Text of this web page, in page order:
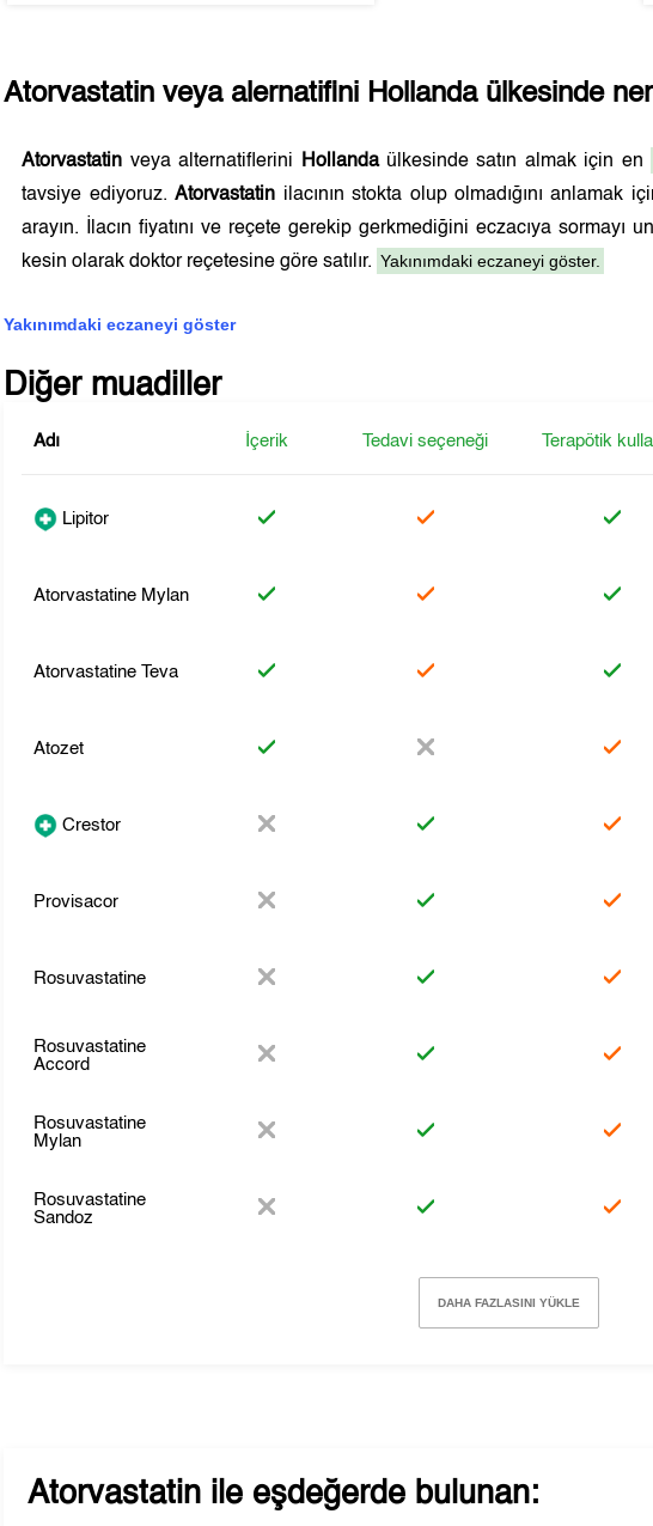
Atorvastatin veya alernatifini Hollandaülkesinde
Atorvastatin veya alternatiflerini Hollandaülkesinde satın almak için en
tavsiye ediyoruz.Atorvastatin ilacının stokta olup olmadığını anlamak
arayın. İlacın fiyatını ve reçete gerekip gerkmediğini eczacıya sormayı
kesin olarak doktor reçetesine göre satılır. Yakınımdaki eczaneyi göster.
Yakınımdaki eczaneyi göster
Diğer muadiller
Adı İçerik Tedavi seçeneği Terapötik
Lipitor
Atorvastatine Mylan
Atorvastatine Teva
Atozet
Crestor
Provisacor
Rosuvastatine
Rosuvastatine
Accord
Rosuvastatine
Mylan
Rosuvastatine
Sandoz
DAHA FAZLASINI YÜKLE
Atorvastatin ile eşdeğerde bulunan: